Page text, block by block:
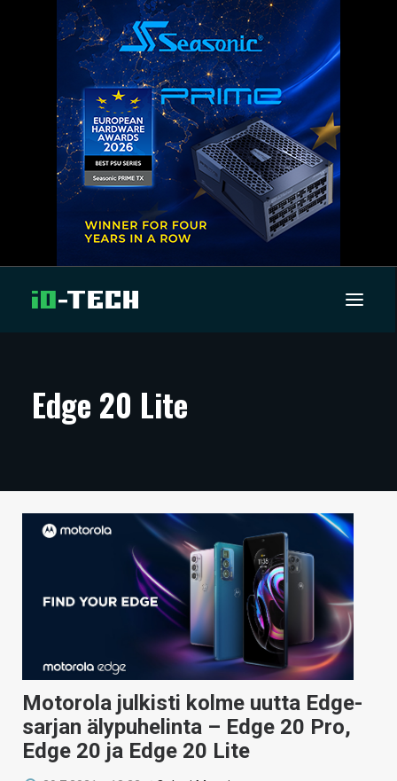
ARTIKKELIT
TECHBBS
TIETOA
KAUPPA
HAKU
Edge 20 Lite
Motorola julkisti kolme uutta Edge-
sarjan älypuhelinta – Edge 20 Pro,
Edge 20 ja Edge 20 Lite